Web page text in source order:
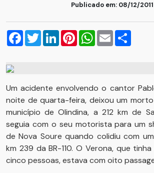
Publicado em: 08/12/2011
Facebook
TwitterLinkedInPinterestWhatsApp
Email
Um acidente envolvendo o cantor
noite de quarta-feira, deixou um
município de Olindina, a 212 km de
seguia com o seu motorista para um
de Nova Soure quando colidiu com
km 239 da BR-110. O Verona, que
cinco pessoas, estava com oito